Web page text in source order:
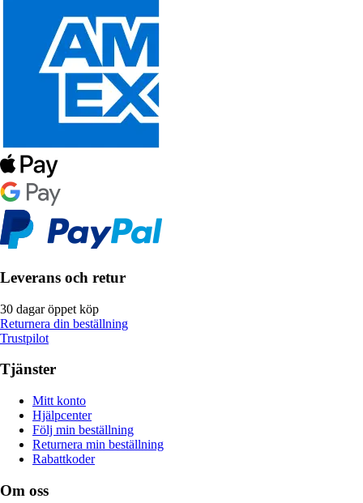
Leverans och retur
30 dagar öppet köp
Returnera din beställning
Trustpilot
Tjänster
Mitt konto
Hjälpcenter
Följ min beställning
Returnera min beställning
Rabattkoder
Om oss